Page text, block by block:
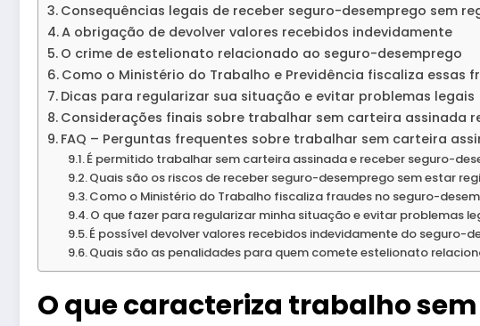
Consequências legais de receber seguro-desemprego sem
A obrigação de devolver valores recebidos indevidamente
O crime de estelionato relacionado ao seguro-desemprego
Como o Ministério do Trabalho e Previdência fiscaliza essas
Dicas para regularizar sua situação e evitar problemas legais
Considerações finais sobre trabalhar sem carteira assinada
FAQ – Perguntas frequentes sobre trabalhar sem carteira
É permitido trabalhar sem carteira assinada e receber seguro-
Quais são os riscos de receber seguro-desemprego sem estar
Como o Ministério do Trabalho fiscaliza fraudes no seguro-
O que fazer para regularizar minha situação e evitar problemas
É possível devolver valores recebidos indevidamente do seguro-
Quais são as penalidades para quem comete estelionato
O que caracteriza trabalho